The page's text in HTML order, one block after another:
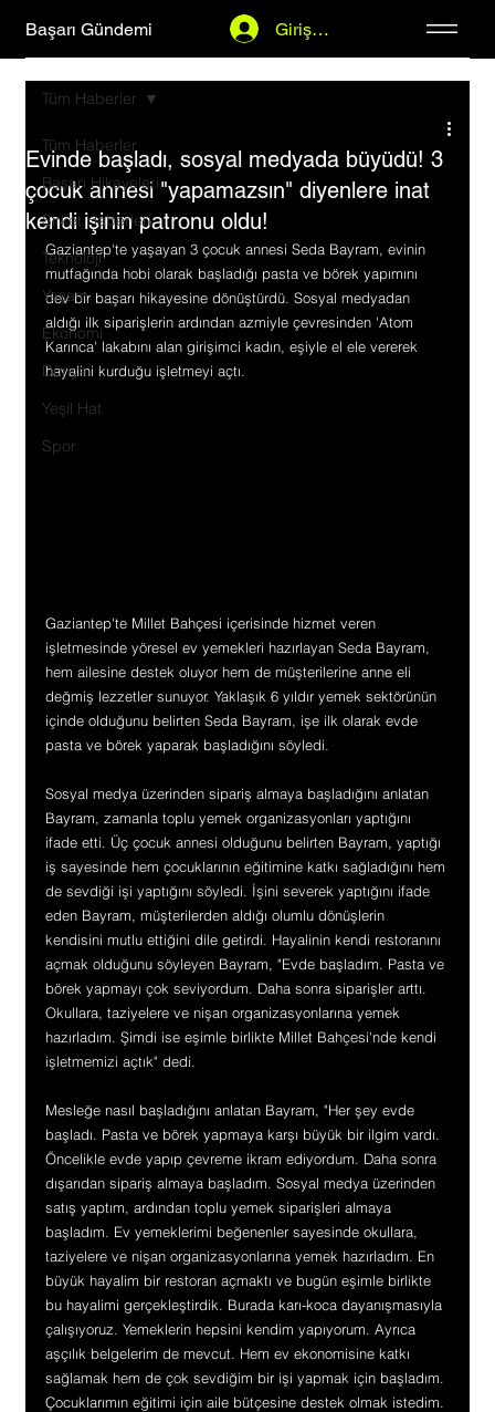
Başarı Gündemi Giriş Yap
Tüm Haberler
Başarı Hikayeleri
Şirket Haberleri
Teknoloji
Yaşam
Ekonomi
Dünya
Yeşil Hat
Spor
Tüm Haberler
Evinde başladı, sosyal medyada büyüdü! 3
çocuk annesi "yapamazsın" diyenlere inat
kendi işinin patronu oldu!
Gaziantep'te yaşayan 3 çocuk annesi Seda Bayram, evinin
mutfağında hobi olarak başladığı pasta ve börek yapımını
dev bir başarı hikayesine dönüştürdü. Sosyal medyadan
aldığı ilk siparişlerin ardından azmiyle çevresinden 'Atom
Karınca' lakabını alan girişimci kadın, eşiyle el ele vererek
hayalini kurduğu işletmeyi açtı.
Gaziantep'te Millet Bahçesi içerisinde hizmet veren
işletmesinde yöresel ev yemekleri hazırlayan Seda Bayram,
hem ailesine destek oluyor hem de müşterilerine anne eli
değmiş lezzetler sunuyor. Yaklaşık 6 yıldır yemek sektörünün
içinde olduğunu belirten Seda Bayram, işe ilk olarak evde
pasta ve börek yaparak başladığını söyledi.
Sosyal medya üzerinden sipariş almaya başladığını anlatan
Bayram, zamanla toplu yemek organizasyonları yaptığını
ifade etti. Üç çocuk annesi olduğunu belirten Bayram, yaptığı
iş sayesinde hem çocuklarının eğitimine katkı sağladığını hem
de sevdiği işi yaptığını söyledi. İşini severek yaptığını ifade
eden Bayram, müşterilerden aldığı olumlu dönüşlerin
kendisini mutlu ettiğini dile getirdi. Hayalinin kendi restoranını
açmak olduğunu söyleyen Bayram, "Evde başladım. Pasta ve
börek yapmayı çok seviyordum. Daha sonra siparişler arttı.
Okullara, taziyelere ve nişan organizasyonlarına yemek
hazırladım. Şimdi ise eşimle birlikte Millet Bahçesi'nde kendi
işletmemizi açtık" dedi.
Mesleğe nasıl başladığını anlatan Bayram, "Her şey evde
başladı. Pasta ve börek yapmaya karşı büyük bir ilgim vardı.
Öncelikle evde yapıp çevreme ikram ediyordum. Daha sonra
dışarıdan sipariş almaya başladım. Sosyal medya üzerinden
satış yaptım, ardından toplu yemek siparişleri almaya
başladım. Ev yemeklerimi beğenenler sayesinde okullara,
taziyelere ve nişan organizasyonlarına yemek hazırladım. En
büyük hayalim bir restoran açmaktı ve bugün eşimle birlikte
bu hayalimi gerçekleştirdik. Burada karı-koca dayanışmasıyla
çalışıyoruz. Yemeklerin hepsini kendim yapıyorum. Ayrıca
aşçılık belgelerim de mevcut. Hem ev ekonomisine katkı
sağlamak hem de çok sevdiğim bir işi yapmak için başladım.
Çocuklarımın eğitimi için aile bütçesine destek olmak istedim.